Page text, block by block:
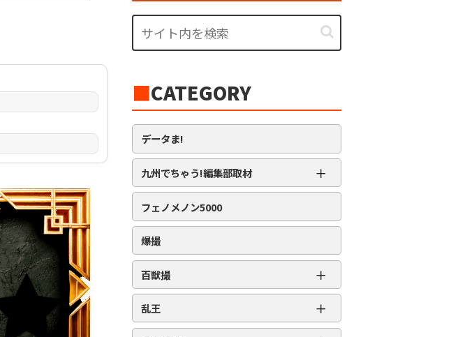
■CATEGORY
データま!
九州でちゃう!編集部取材 ＋
編集部取材［ダイヤ］
編集部取材［金］
編集部取材［スロット対象機種アリ］
フェノメノン5000
爆撮
百獣撮 ＋
百獣撮-改-［ライオン］
乱王 ＋